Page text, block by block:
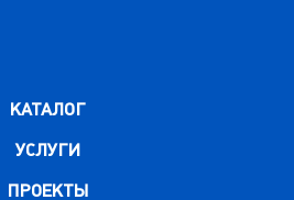
КАТАЛОГ
УСЛУГИ
ПРОЕКТЫ